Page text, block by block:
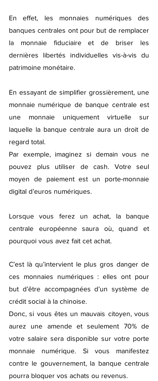
En effet, les monnaies numériques des
banques centrales ont pour but de remplacer
la monnaie fiduciaire et de briser les
dernières libertés individuelles vis-à-vis du
patrimoine monétaire.
En essayant de simplifier grossièrement, une
monnaie numérique de banque centrale est
une monnaie uniquement virtuelle sur
laquelle la banque centrale aura un droit de
regard total.
Par exemple, imaginez si demain vous ne
pouvez plus utiliser de cash. Votre seul
moyen de paiement est un porte-monnaie
digital d’euros numériques.
Lorsque vous ferez un achat, la banque
centrale européenne saura où, quand et
pourquoi vous avez fait cet achat.
C’est là qu’intervient le plus gros danger de
ces monnaies numériques : elles ont pour
but d’être accompagnées d’un système de
crédit social à la chinoise.
Donc, si vous êtes un mauvais citoyen, vous
aurez une amende et seulement 70% de
votre salaire sera disponible sur votre porte
monnaie numérique. Si vous manifestez
contre le gouvernement, la banque centrale
pourra bloquer vos achats ou revenus.